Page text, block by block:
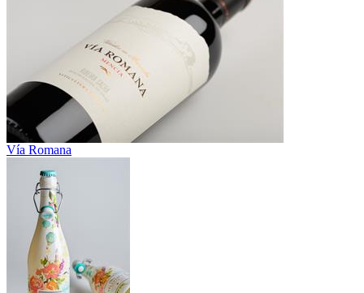
Vía Romana